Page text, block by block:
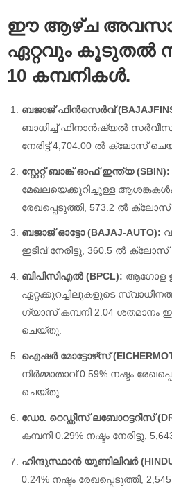
ഈ ആഴ്‌ച അവസാനം
ഏറ്റവും കൂടുതൽ
10 കമ്പനികൾ.
ബജാജ് ഫിൻസെർവ്
ബാധിച്ച് ഫിനാൻഷ്യൽ
നേരിട്ട് 4,704.00 ൽ ക്ലോസ്
സ്റ്റേറ്റ് ബാങ്ക് ഓഫ് ഇന്ത്യ (SBIN):
മേഖലയെക്കുറിച്ചുള്ള
രേഖപ്പെടുത്തി, 573.2 ൽ
ബജാജ് ഓട്ടോ (BAJAJ-AUTO):
ഇടിവ് നേരിട്ടു, 360.5 ൽ
ബിപിസിഎൽ (BPCL): ആഗോള
ഏറ്റക്കുറച്ചിലുകളുടെ
ഗ്യാസ് കമ്പനി 2.04 ശതമാനം
ചെയ്തു.
ഐഷർ മോട്ടോഴ്‌സ്
നിർമ്മാതാവ് 0.59% നഷ്ടം
ചെയ്തു.
ഡോ. റെഡ്ഡീസ് ലബോറട്ടറീസ്
കമ്പനി 0.29% നഷ്ടം നേരിട്ടു,
ഹിന്ദുസ്ഥാൻ യുണിലിവർ
0.24% നഷ്ടം രേഖപ്പെടുത്തി,